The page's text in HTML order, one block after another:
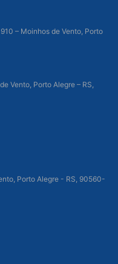
– Moinhos de Vento, Porto
Vento, Porto Alegre – RS,
Porto Alegre - RS, 90560-